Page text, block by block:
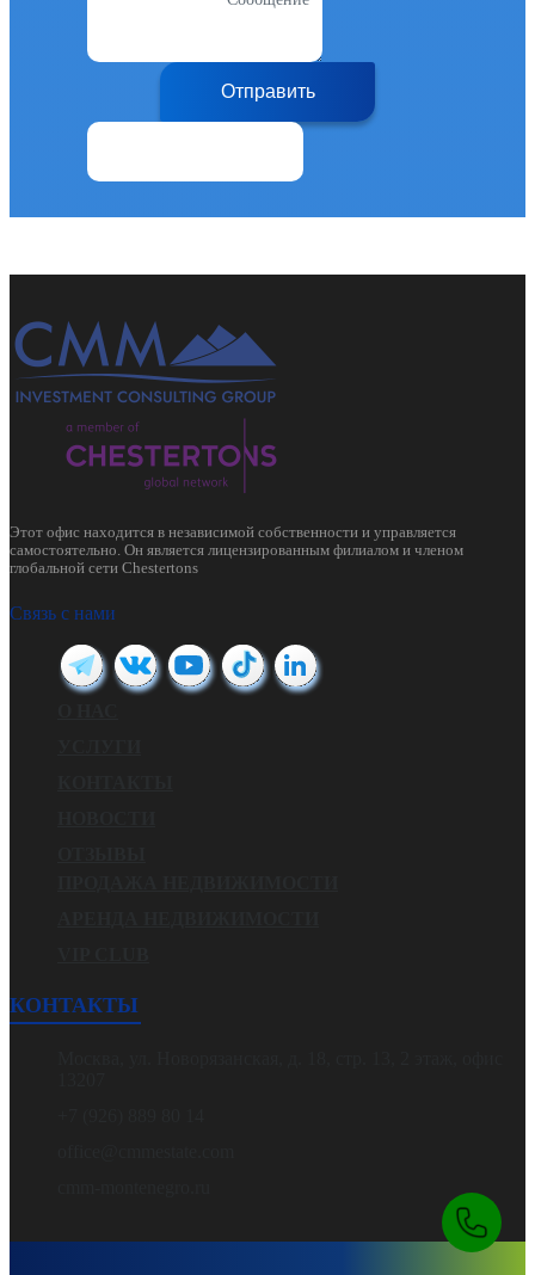
Отправить
Этот офис находится в независимой собственности и управляется
самостоятельно. Он является лицензированным филиалом и членом
глобальной сети Chestertons
Связь с нами
КОНТАКТЫ